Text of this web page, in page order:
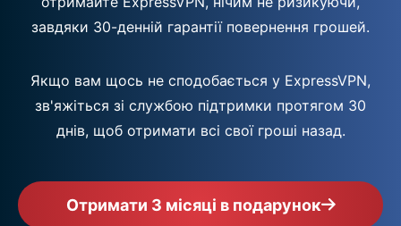
завдяки 30-денній гарантії повернення грошей.
Якщо вам щось не сподобається у ExpressVPN,
зв'яжіться зі службою підтримки протягом 30
днів, щоб отримати всі свої гроші назад.
Отримати 3 місяці в подарунок